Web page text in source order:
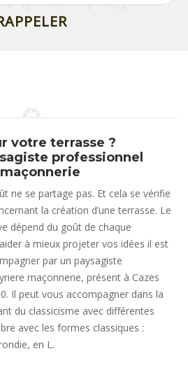
votre terrasse ?
professionnel
ne se partage pas. Et cela se vérifie
la création d’une terrasse. Le
dépend du goût de chaque
à mieux projeter vos idées il est
par un paysagiste
maçonnerie, présent à Cazes
Il peut vous accompagner dans la
du classicisme avec différentes
avec les formes classiques :
en L.